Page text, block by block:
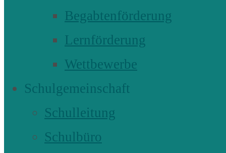
Begabtenförderung
Lernförderung
Wettbewerbe
Schulgemeinschaft
Schulleitung
Schulbüro